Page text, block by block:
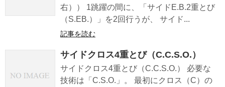
右）） 1跳躍の間に、「サイドE.B.2重とび
（S.EB.）」を2回行うが、 サイド...
記事を読む
サイドクロス4重とび（C.C.S.O.）
サイドクロス4重とび（C.C.S.O.） 必要な
技術は「C.S.O.」。 最初にクロス（C）の